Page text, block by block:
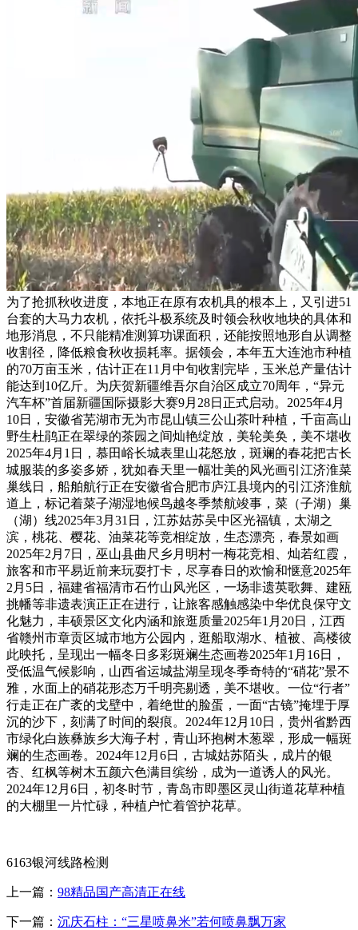
为了抢抓秋收进度，本地正在原有农机具的根本上，又引进51
台套的大马力农机，依托斗极系统及时领会秋收地块的具体和
地形消息，不只能精准测算功课面积，还能按照地形自从调整
收割径，降低粮食秋收损耗率。据领会，本年五大连池市种植
的70万亩玉米，估计正在11月中旬收割完毕，玉米总产量估计
能达到10亿斤。为庆贺新疆维吾尔自治区成立70周年，“异元
汽车杯”首届新疆国际摄影大赛9月28日正式启动。2025年4月
10日，安徽省芜湖市无为市昆山镇三公山茶叶种植，千亩高山
野生杜鹃正在翠绿的茶园之间灿艳绽放，美轮美奂，美不堪收
2025年4月1日，慕田峪长城表里山花怒放，斑斓的春花把古长
城服装的多姿多娇，犹如春天里一幅壮美的风光画引江济淮菜
巢线日，船舶航行正在安徽省合肥市庐江县境内的引江济淮航
道上，标记着菜子湖湿地候鸟越冬季禁航竣事，菜（子湖）巢
（湖）线2025年3月31日，江苏姑苏吴中区光福镇，太湖之
滨，桃花、樱花、油菜花等竞相绽放，生态漂亮，春景如画
2025年2月7日，巫山县曲尺乡月明村一梅花竞相、灿若红霞，
旅客和市平易近前来玩耍打卡，尽享春日的欢愉和惬意2025年
2月5日，福建省福清市石竹山风光区，一场非遗英歌舞、建瓯
挑幡等非遗表演正正在进行，让旅客感触感染中华优良保守文
化魅力，丰硕景区文化内涵和旅逛质量2025年1月20日，江西
省赣州市章贡区城市地方公园内，逛船取湖水、植被、高楼彼
此映托，呈现出一幅冬日多彩斑斓生态画卷2025年1月16日，
受低温气候影响，山西省运城盐湖呈现冬季奇特的“硝花”景不
雅，水面上的硝花形态万千明亮剔透，美不堪收。一位“行者”
行走正在广袤的戈壁中，着绝世的脸蛋，一面“古镜”掩埋于厚
沉的沙下，刻满了时间的裂痕。2024年12月10日，贵州省黔西
市绿化白族彝族乡大海子村，青山环抱树木葱翠，形成一幅斑
斓的生态画卷。2024年12月6日，古城姑苏陌头，成片的银
杏、红枫等树木五颜六色满目缤纷，成为一道诱人的风光。
2024年12月6日，初冬时节，青岛市即墨区灵山街道花草种植
的大棚里一片忙碌，种植户忙着管护花草。
6163银河线路检测
上一篇： 98精品国产高清正在线
下一篇： 沉庆石柱：“三星喷鼻米”若何喷鼻飘万家